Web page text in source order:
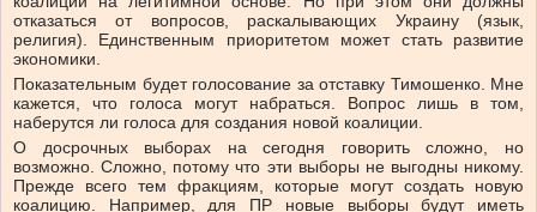
отказаться от вопросов, раскалывающих Украину (язык,
религия). Единственным приоритетом может стать развитие
экономики.
Показательным будет голосование за отставку Тимошенко. Мне
кажется, что голоса могут набраться. Вопрос лишь в том,
наберутся ли голоса для создания новой коалиции.
О досрочных выборах на сегодня говорить сложно, но
возможно. Сложно, потому что эти выборы не выгодны никому.
Прежде всего тем фракциям, которые могут создать новую
коалицию. Например, для ПР новые выборы будут иметь